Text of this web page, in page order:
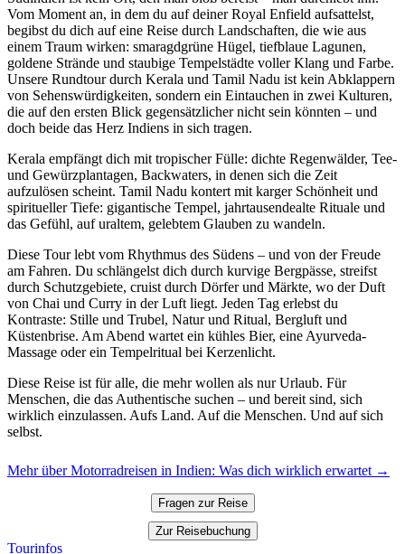
Vom Moment an, in dem du auf deiner Royal Enfield aufsattelst,
begibst du dich auf eine Reise durch Landschaften, die wie aus
einem Traum wirken: smaragdgrüne Hügel, tiefblaue Lagunen,
goldene Strände und staubige Tempelstädte voller Klang und Farbe.
Unsere Rundtour durch Kerala und Tamil Nadu ist kein Abklappern
von Sehenswürdigkeiten, sondern ein Eintauchen in zwei Kulturen,
die auf den ersten Blick gegensätzlicher nicht sein könnten – und
doch beide das Herz Indiens in sich tragen.
Kerala empfängt dich mit tropischer Fülle: dichte Regenwälder, Tee-
und Gewürzplantagen, Backwaters, in denen sich die Zeit
aufzulösen scheint. Tamil Nadu kontert mit karger Schönheit und
spiritueller Tiefe: gigantische Tempel, jahrtausendealte Rituale und
das Gefühl, auf uraltem, gelebtem Glauben zu wandeln.
Diese Tour lebt vom Rhythmus des Südens – und von der Freude
am Fahren. Du schlängelst dich durch kurvige Bergpässe, streifst
durch Schutzgebiete, cruist durch Dörfer und Märkte, wo der Duft
von Chai und Curry in der Luft liegt. Jeden Tag erlebst du
Kontraste: Stille und Trubel, Natur und Ritual, Bergluft und
Küstenbrise. Am Abend wartet ein kühles Bier, eine Ayurveda-
Massage oder ein Tempelritual bei Kerzenlicht.
Diese Reise ist für alle, die mehr wollen als nur Urlaub. Für
Menschen, die das Authentische suchen – und bereit sind, sich
wirklich einzulassen. Aufs Land. Auf die Menschen. Und auf sich
selbst.
Mehr über Motorradreisen in Indien: Was dich wirklich erwartet →
Fragen zur Reise
Zur Reisebuchung
Tourinfos